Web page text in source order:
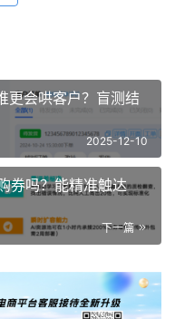
更会哄客户？盲测结
2025-12-10
券吗？能精准触达
下一篇